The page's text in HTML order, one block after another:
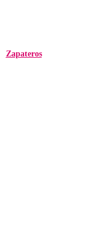
Zapateros